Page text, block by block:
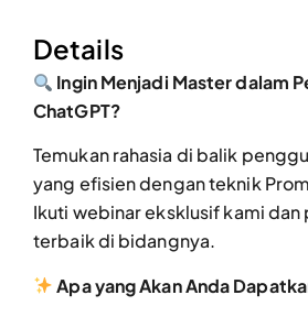
Details
Ingin Menjadi Master dalam
ChatGPT?
Temukan rahasia di balik
yang efisien dengan teknik
Ikuti webinar eksklusif kami dan
terbaik di bidangnya.
Apa yang Akan Anda